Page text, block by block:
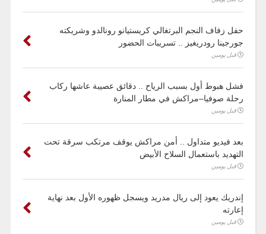
حفل زفاف النجم البرتغالي كريستيانو رونالدو وشريكته
جورجينا رودريغيز .. تسريبات الحضور
قبل يومين
فشل هبوط أول بسبب الرياح .. دقائق عصيبة عاشها ركاب
رحلة صوفيا–مراكش في مطار المنارة
قبل يومين
بعد فيديو متداول .. أمن مراكش يوقف مرتكب سرقة تحت
التهديد باستعمال السلاح الأبيض
قبل يومين
إندريك يعود إلى ريال مدريد ويسجل ظهوره الأول بعد نهاية
إعارته
قبل يومين